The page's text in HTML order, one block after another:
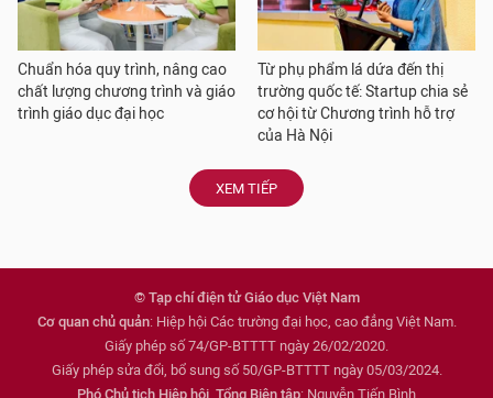
Chuẩn hóa quy trình, nâng cao
chất lượng chương trình và giáo
trình giáo dục đại học
Từ phụ phẩm lá dứa đến thị
trường quốc tế: Startup chia sẻ
cơ hội từ Chương trình hỗ trợ
của Hà Nội
XEM TIẾP
© Tạp chí điện tử Giáo dục Việt Nam
Cơ quan chủ quản: Hiệp hội Các trường đại học, cao đẳng Việt Nam.
Giấy phép số 74/GP-BTTTT ngày 26/02/2020.
Giấy phép sửa đổi, bổ sung số 50/GP-BTTTT ngày 05/03/2024.
Phó Chủ tịch Hiệp hội, Tổng Biên tập: Nguyễn Tiến Bình